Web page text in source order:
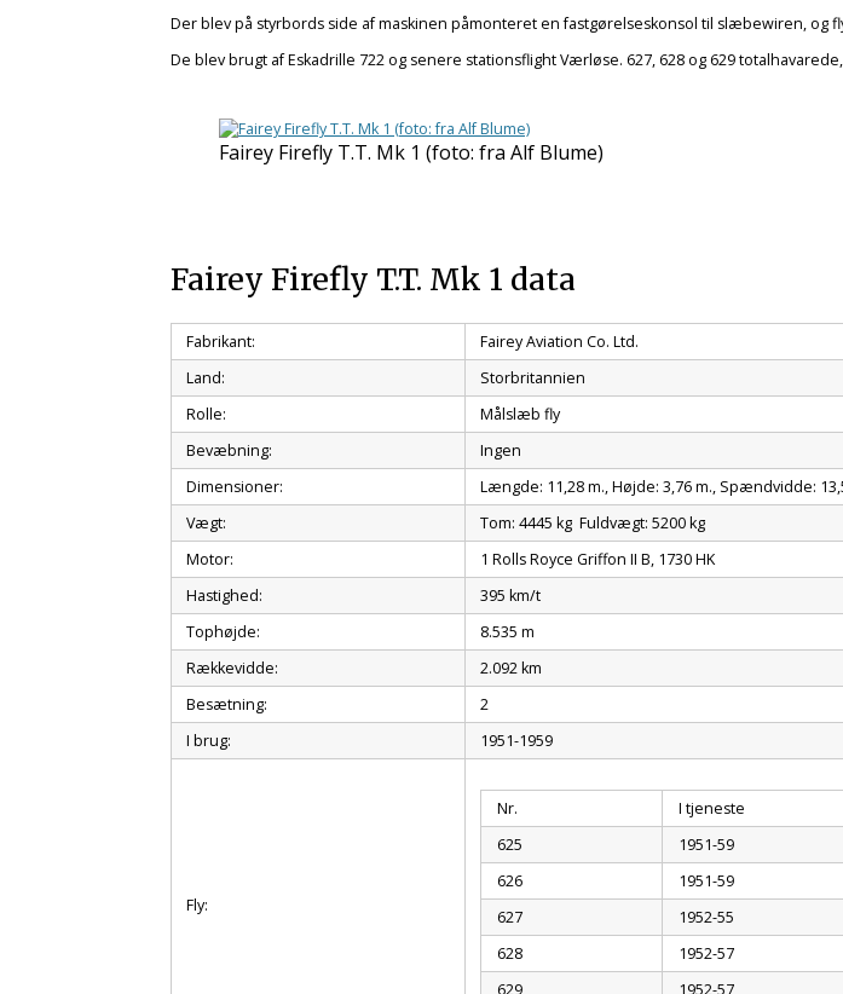
Der blev på styrbords side af maskinen påmonteret en fastgørelseskonsol til slæbewiren, og
De blev brugt af Eskadrille 722 og senere stationsflight Værløse. 627, 628 og 629
Fairey Firefly T.T. Mk 1 (foto: fra Alf Blume)
Fairey Firefly T.T. Mk 1 data
Fabrikant:
Fairey Aviation Co. Ltd.
Land:
Storbritannien
Rolle:
Målslæb fly
Bevæbning:
Ingen
Dimensioner:
Længde: 11,28 m., Højde: 3,76 m., Spændvidde:
Vægt:
Tom: 4445 kg Fuldvægt: 5200 kg
Motor:
1 Rolls Royce Griffon II B, 1730 HK
Hastighed:
395 km/t
Tophøjde:
8.535 m
Rækkevidde:
2.092 km
Besætning:
2
I brug:
1951-1959
Fly:
Nr. I tjeneste
625
1951-59
626
1951-59
627
1952-55
628
1952-57